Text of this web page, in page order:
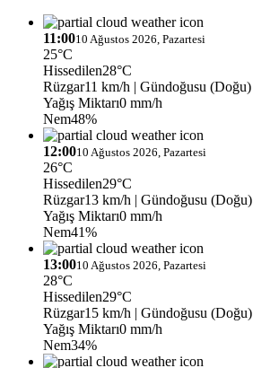
11:0010 Ağustos 2026, Pazartesi
25°C
Hissedilen28°C
Rüzgar11 km/h | Gündoğusu (Doğu)
Yağış Miktarı0 mm/h
Nem48%
12:0010 Ağustos 2026, Pazartesi
26°C
Hissedilen29°C
Rüzgar13 km/h | Gündoğusu (Doğu)
Yağış Miktarı0 mm/h
Nem41%
13:0010 Ağustos 2026, Pazartesi
28°C
Hissedilen29°C
Rüzgar15 km/h | Gündoğusu (Doğu)
Yağış Miktarı0 mm/h
Nem34%